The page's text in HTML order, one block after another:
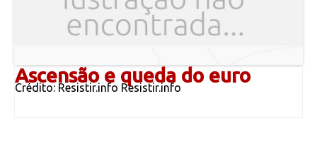
Ascensão e queda do euro
Crédito: Resistir.info Resistir.info